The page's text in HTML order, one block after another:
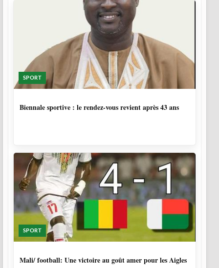
SPORT
Biennale sportive : le rendez-vous revient après 43 ans
SPORT
Mali/ football: Une victoire au goût amer pour les Aigles